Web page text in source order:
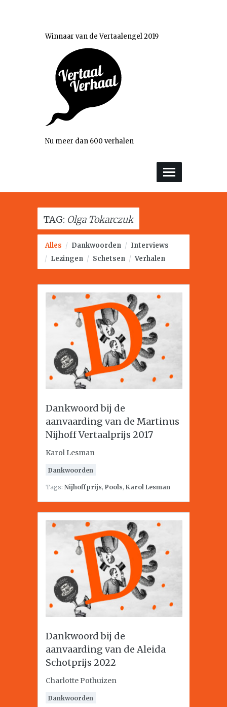
Winnaar van de Vertaalengel 2019
Nu meer dan 600 verhalen
TAG: Olga Tokarczuk
Alles / Dankwoorden / Interviews
/ Lezingen / Schetsen / Verhalen
Dankwoord bij de
aanvaarding van de Martinus
Nijhoff Vertaalprijs 2017
Karol Lesman
Dankwoorden
Tags: Nijhoffprijs, Pools, Karol Lesman
Dankwoord bij de
aanvaarding van de Aleida
Schotprijs 2022
Charlotte Pothuizen
Dankwoorden